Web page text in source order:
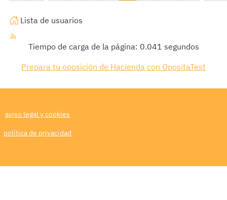
Lista de usuarios
Tiempo de carga de la página: 0.041 segundos
Prepara tu oposición de Hacienda con OpositaTest
aviso legal y cookies
política de privacidad